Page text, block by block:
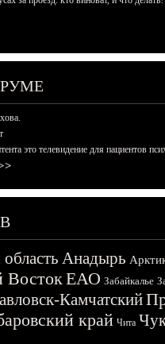
это телевидение для пациентов
Анадырь
ВостокЕАО Забайкалье
Камчатский
край Чита